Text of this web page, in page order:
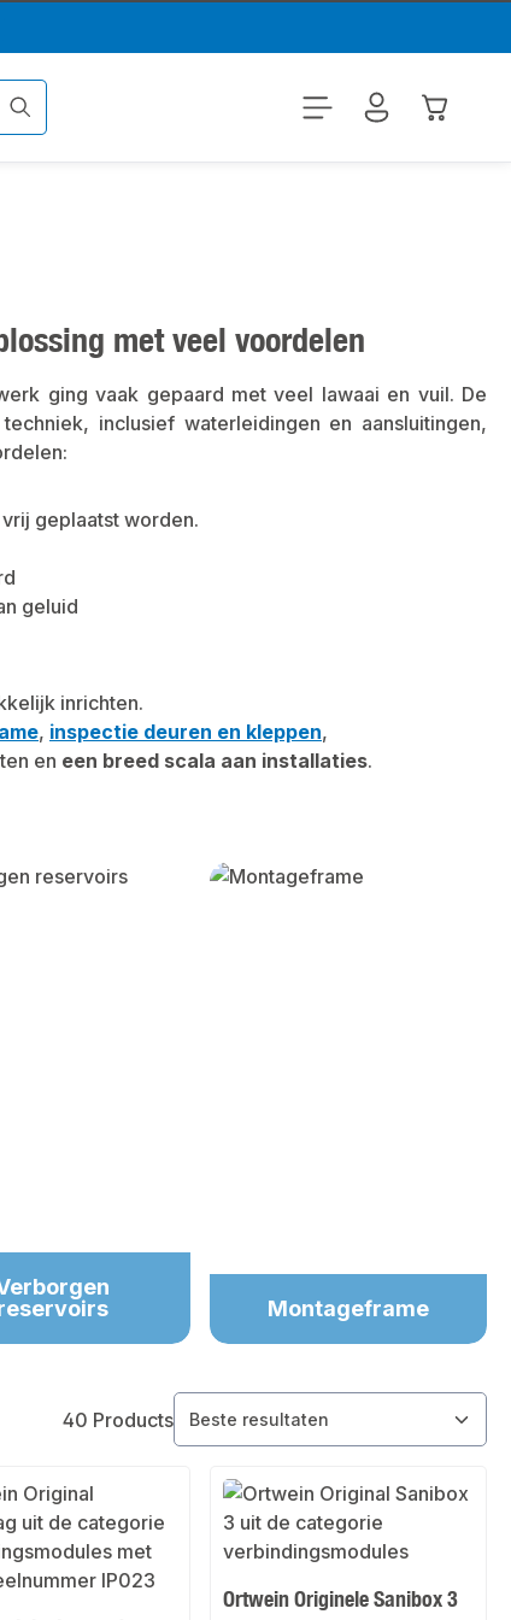
met veel voordelen
ging vaak gepaard met veel lawaai en vuil. De
inclusief waterleidingen en aansluitingen,
geplaatst worden.
geluid
inrichten.
, inspectie deuren en kleppen,
en een breed scala aan installaties.
Montageframe
40 Products
Ortwein Originele Sanibox 3